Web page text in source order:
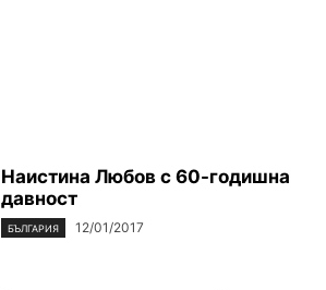
Наистина Любов с 60-годишна
давност
БЪЛГАРИЯ 12/01/2017